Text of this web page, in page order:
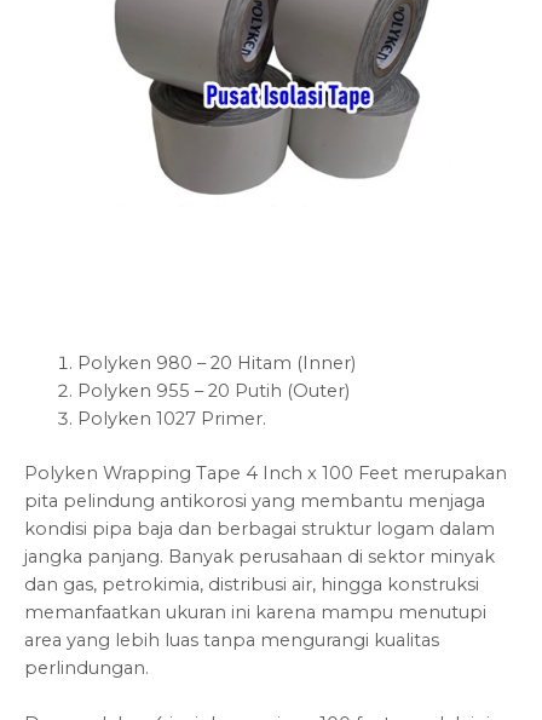
Polyken 980 – 20 Hitam (Inner)
Polyken 955 – 20 Putih (Outer)
Polyken 1027 Primer.
Polyken Wrapping Tape 4 Inch x 100 Feet merupakan
pita pelindung antikorosi yang membantu menjaga
kondisi pipa baja dan berbagai struktur logam dalam
jangka panjang. Banyak perusahaan di sektor minyak
dan gas, petrokimia, distribusi air, hingga konstruksi
memanfaatkan ukuran ini karena mampu menutupi
area yang lebih luas tanpa mengurangi kualitas
perlindungan.